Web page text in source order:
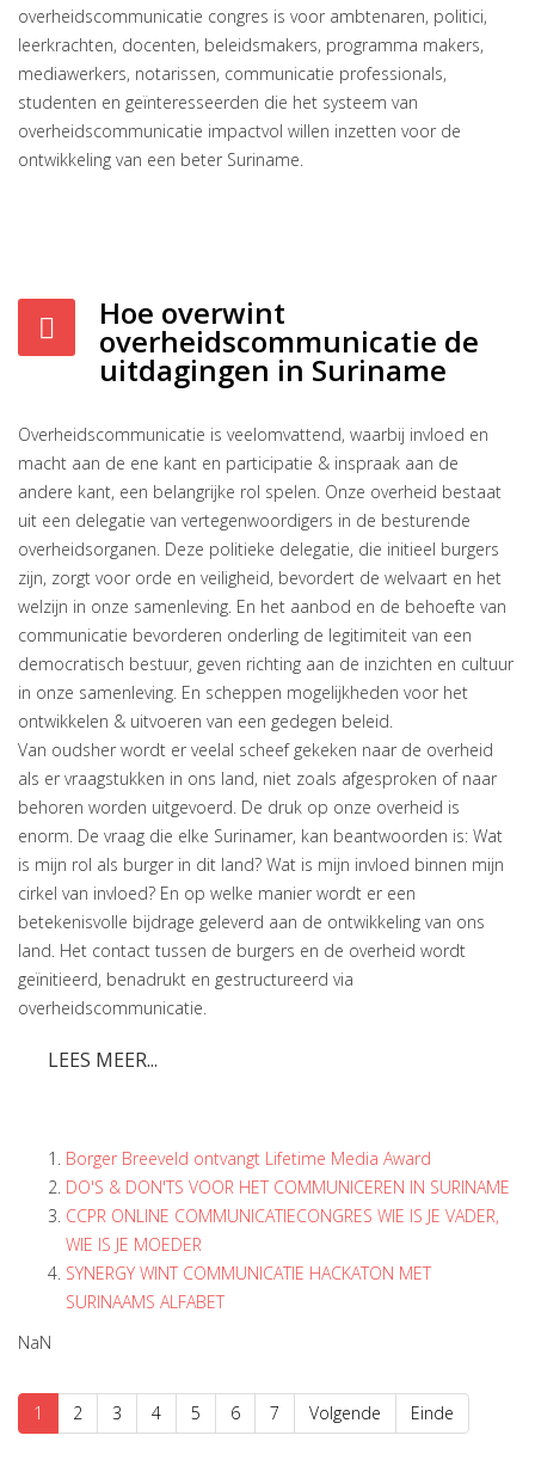
overheidscommunicatie congres is voor ambtenaren, politici,
leerkrachten, docenten, beleidsmakers, programma makers,
mediawerkers, notarissen, communicatie professionals,
studenten en geïnteresseerden die het systeem van
overheidscommunicatie impactvol willen inzetten voor de
ontwikkeling van een beter Suriname.
Hoe overwint
overheidscommunicatie de
uitdagingen in Suriname
Overheidscommunicatie is veelomvattend, waarbij invloed en
macht aan de ene kant en participatie & inspraak aan de
andere kant, een belangrijke rol spelen. Onze overheid bestaat
uit een delegatie van vertegenwoordigers in de besturende
overheidsorganen. Deze politieke delegatie, die initieel burgers
zijn, zorgt voor orde en veiligheid, bevordert de welvaart en het
welzijn in onze samenleving. En het aanbod en de behoefte van
communicatie bevorderen onderling de legitimiteit van een
democratisch bestuur, geven richting aan de inzichten en cultuur
in onze samenleving. En scheppen mogelijkheden voor het
ontwikkelen & uitvoeren van een gedegen beleid.
Van oudsher wordt er veelal scheef gekeken naar de overheid
als er vraagstukken in ons land, niet zoals afgesproken of naar
behoren worden uitgevoerd. De druk op onze overheid is
enorm. De vraag die elke Surinamer, kan beantwoorden is: Wat
is mijn rol als burger in dit land? Wat is mijn invloed binnen mijn
cirkel van invloed? En op welke manier wordt er een
betekenisvolle bijdrage geleverd aan de ontwikkeling van ons
land. Het contact tussen de burgers en de overheid wordt
geïnitieerd, benadrukt en gestructureerd via
overheidscommunicatie.
LEES MEER...
Borger Breeveld ontvangt Lifetime Media Award
DO'S & DON'TS VOOR HET COMMUNICEREN IN SURINAME
CCPR ONLINE COMMUNICATIECONGRES WIE IS JE VADER,
WIE IS JE MOEDER
SYNERGY WINT COMMUNICATIE HACKATON MET
SURINAAMS ALFABET
NaN
1 2 3 4 5 6 7 Volgende Einde